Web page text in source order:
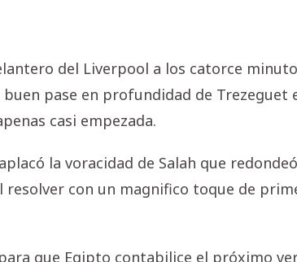
del Liverpool a los catorce
pase en profundidad de Trezeguet
casi empezada.
la voracidad de Salah que
con un magnifico toque de
que Egipto contabilice el próximo